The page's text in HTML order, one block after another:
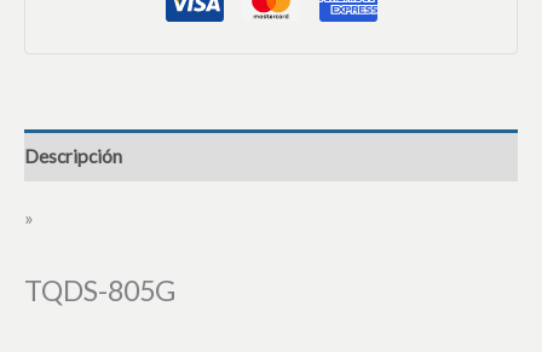
Descripción
»
TQDS-805G